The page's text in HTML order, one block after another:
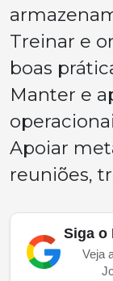
Treinar e
boas
Manter e
Apoiar
reuniões,
Siga o
Veja